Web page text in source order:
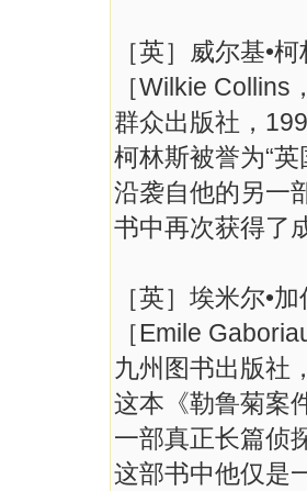
［英］威尔
［Wilkie
群众出版社，
柯林斯被誉为“
沿袭自他的另一
书中再次获得了
［英］埃米尔•
［Emile
九州图书出版社
这本《勒鲁菊案
一部真正长篇侦
这部书中他仅是